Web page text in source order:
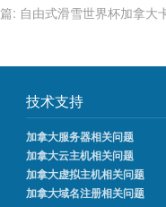
: 自由式滑雪世界杯加拿
技术支持
加拿大服务器相关问题
加拿大云主机相关问题
加拿大虚拟主机相关问题
加拿大域名注册相关问题